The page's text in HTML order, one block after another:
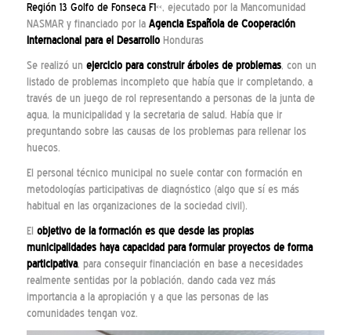
Región 13 Golfo de Fonseca F1«, ejecutado por la Mancomunidad
NASMAR y financiado por la Agencia Española de Cooperación
Internacional para el DesarrolloHonduras
Se realizó un ejercicio para construir árboles de problemas, con un
listado de problemas incompleto que había que ir completando, a
través de un juego de rol representando a personas de la junta de
agua, la municipalidad y la secretaria de salud. Había que ir
preguntando sobre las causas de los problemas para rellenar los
huecos.
El personal técnico municipal no suele contar con formación en
metodologías participativas de diagnóstico (algo que sí es más
habitual en las organizaciones de la sociedad civil).
El objetivo de la formación es que desde las propias
municipalidades haya capacidad para formular proyectos de forma
participativa, para conseguir financiación en base a necesidades
realmente sentidas por la población, dando cada vez más
importancia a la apropiación y a que las personas de las
comunidades tengan voz.